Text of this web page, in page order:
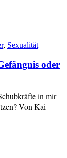
, Sexualität
oder
in mir
Von Kai